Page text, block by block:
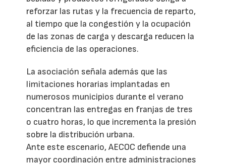
reforzar las rutas y la frecuencia de reparto,
al tiempo que la congestión y la ocupación
de las zonas de carga y descarga reducen la
eficiencia de las operaciones.
La asociación señala además que las
limitaciones horarias implantadas en
numerosos municipios durante el verano
concentran las entregas en franjas de tres
o cuatro horas, lo que incrementa la presión
sobre la distribución urbana.
Ante este escenario, AECOC defiende una
mayor coordinación entre administraciones